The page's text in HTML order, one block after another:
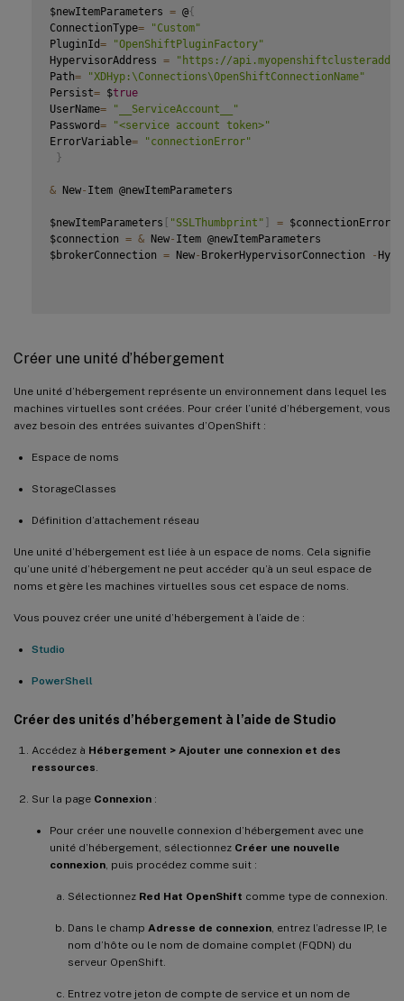
$newItemParameters = @{
ConnectionType=
"Custom"
PluginId=
"OpenShiftPluginFactory"
HypervisorAddress =
"https://
Path=
"XDHyp:\Connections\OpenShiftConnectionName"
Persist= $true
UserName=
"__ServiceAccount__"
Password=
"<service account token>"
ErrorVariable=
"connectionError"
}
& New- Item @newItemParameters
$newItemParameters [ "SSLThumbprint" ] = $connectionError
$connection = & New- Item @newItemParameters
$brokerConnection = New- BrokerHypervisorConnection -
Créer une unité d’hébergement
Une unité d’hébergement représente un environnement dans lequel les
machines virtuelles sont créées. Pour créer l’unité d’hébergement, vous
avez besoin des entrées suivantes d’OpenShift :
Espace de noms
StorageClasses
Définition d’attachement réseau
Une unité d’hébergement est liée à un espace de noms. Cela signifie
qu’une unité d’hébergement ne peut accéder qu’à un seul espace de
noms et gère les machines virtuelles sous cet espace de noms.
Vous pouvez créer une unité d’hébergement à l’aide de :
Studio
PowerShell
Créer des unités d’hébergement à l’aide de Studio
Accédez à Hébergement > Ajouter une connexion et des
ressources
Sur la page Connexion :
Pour créer une nouvelle connexion d’hébergement avec une
unité d’hébergement, sélectionnez Créer une nouvelle
connexion , puis procédez comme suit :
Sélectionnez Red Hat OpenShift comme type de connexion.
Dans le champ Adresse de connexion , entrez l’adresse IP, le
nom d’hôte ou le nom de domaine complet (FQDN) du
serveur OpenShift.
Entrez votre jeton de compte de service et un nom de